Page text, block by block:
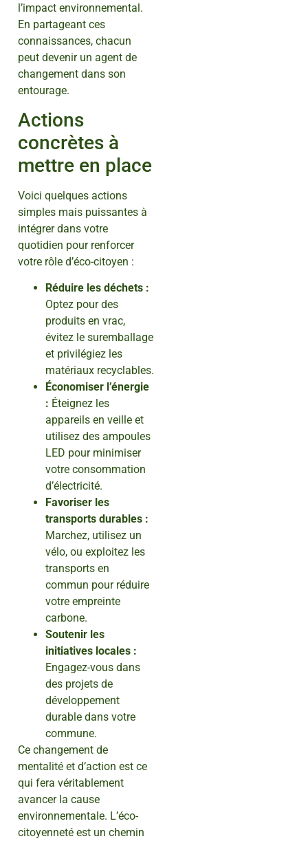
l’impact environnemental.
En partageant ces
connaissances, chacun
peut devenir un agent de
changement dans son
entourage.
Actions
concrètes à
mettre en place
Voici quelques actions
simples mais puissantes à
intégrer dans votre
quotidien pour renforcer
votre rôle d’éco-citoyen :
Réduire les déchets :
Optez pour des
produits en vrac,
évitez le suremballage
et privilégiez les
matériaux recyclables.
Économiser l’énergie
: Éteignez les
appareils en veille et
utilisez des ampoules
LED pour minimiser
votre consommation
d’électricité.
Favoriser les
transports durables :
Marchez, utilisez un
vélo, ou exploitez les
transports en
commun pour réduire
votre empreinte
carbone.
Soutenir les
initiatives locales :
Engagez-vous dans
des projets de
développement
durable dans votre
commune.
Ce changement de
mentalité et d’action est ce
qui fera véritablement
avancer la cause
environnementale. L’éco-
citoyenneté est un chemin